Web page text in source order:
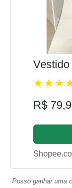
R$
Posso ganhar uma